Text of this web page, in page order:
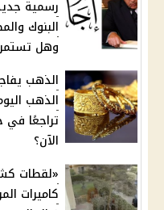
رسمية
البنوك
وهل تستمر
الذهب
الآن؟
«لقطات
كاميرات